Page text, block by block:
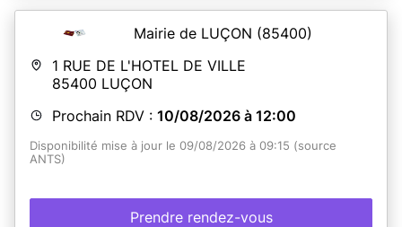
Mairie de LUÇON (85400)
1 RUE DE L'HOTEL DE VILLE
85400 LUÇON
Prochain RDV : 10/08/2026 à 12:00
Disponibilité mise à jour le 09/08/2026 à 09:15 (source
ANTS)
Prendre rendez-vous